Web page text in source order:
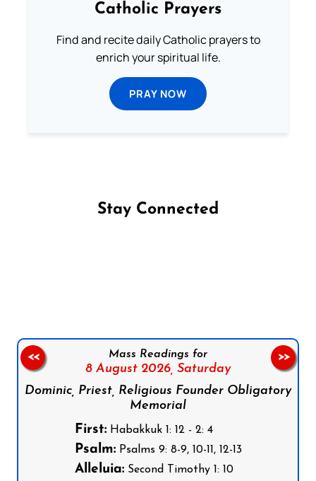
Catholic Prayers
Find and recite daily Catholic prayers to
enrich your spiritual life.
PRAY NOW
Stay Connected
Mass Readings for
8 August 2026, Saturday
Dominic, Priest, Religious Founder Obligatory
Memorial
First:Habakkuk 1: 12 - 2: 4
Psalm:Psalms 9: 8-9, 10-11, 12-13
Alleluia:Second Timothy 1: 10
<< >>